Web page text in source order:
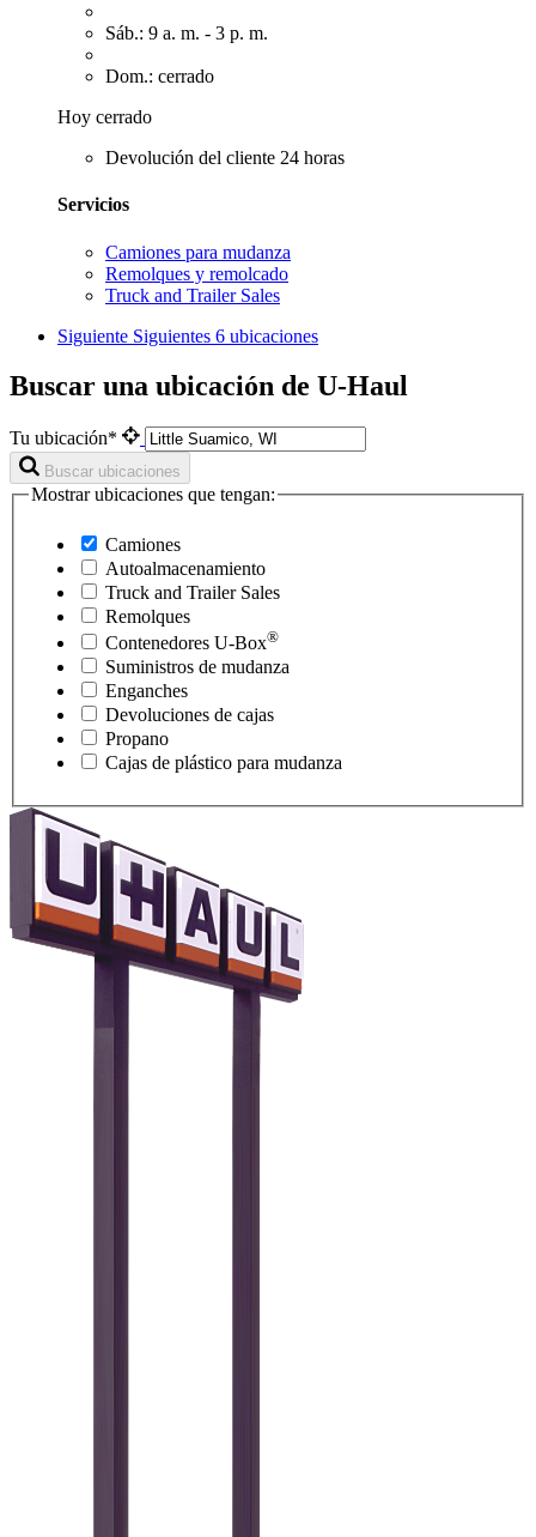
Sáb.: 9 a. m. - 3 p. m.
Dom.: cerrado
Hoy cerrado
Devolución del cliente 24 horas
Servicios
Camiones para mudanza
Remolques y remolcado
Truck and Trailer Sales
Siguiente Siguientes 6 ubicaciones
Buscar una ubicación de U-Haul
Tu ubicación*
Buscar ubicaciones
Mostrar ubicaciones que tengan:
Camiones
Autoalmacenamiento
Truck and Trailer Sales
Remolques
Contenedores U-Box®
Suministros de mudanza
Enganches
Devoluciones de cajas
Propano
Cajas de plástico para mudanza